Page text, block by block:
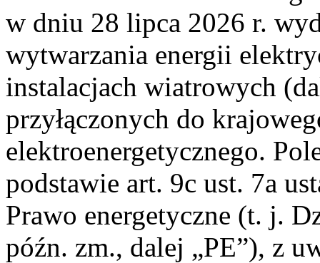
w dniu 28 lipca 2026 r.
wytwarzania energii
instalacjach wiatrowych
przyłączonych do
elektroenergetycznego.
podstawie art. 9c ust. 7a
Prawo energetyczne (t. j.
późn. zm., dalej „PE”), z